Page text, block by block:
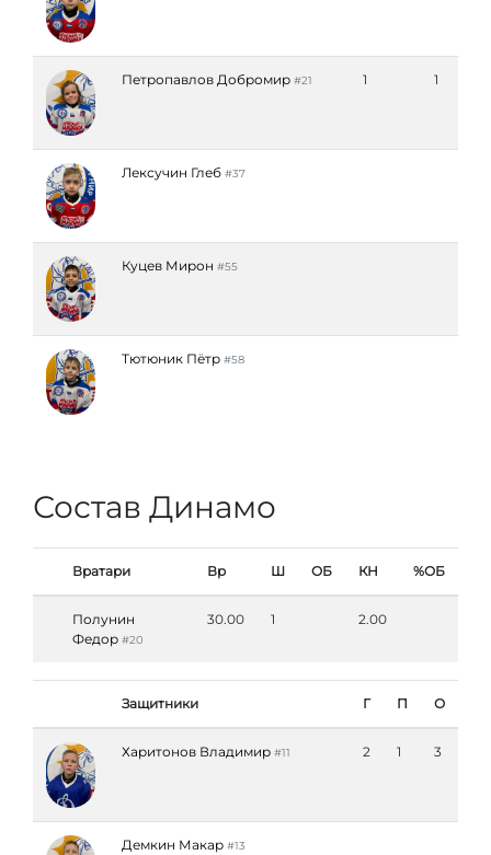
Петропавлов Добромир #21 1 1
Лексучин Глеб #37
Куцев Мирон #55
Тютюник Пётр #58
Состав Динамо
Вратари Вр Ш ОБ КН %ОБ
Полунин
Федор #20
30.00 1 2.00
Защитники Г П О
Харитонов Владимир #11 2 1 3
Демкин Макар #13